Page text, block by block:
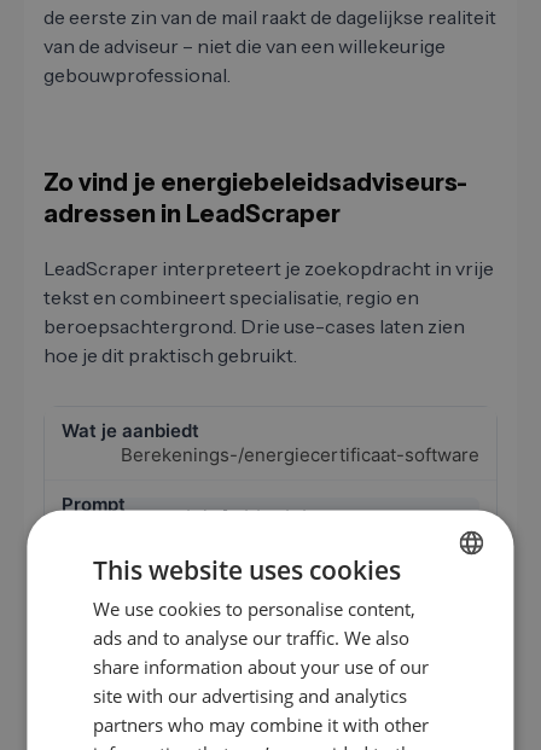
de eerste zin van de mail raakt de dagelijkse realiteit
van de adviseur – niet die van een willekeurige
gebouwprofessional.
Zo vind je energiebeleidsadviseurs-
adressen in LeadScraper
LeadScraper interpreteert je zoekopdracht in vrije
tekst en combineert specialisatie, regio en
beroepsachtergrond. Drie use-cases laten zien
hoe je dit praktisch gebruikt.
Berekenings-/energiecertificaat-software
Holland en Utrecht, één tot vijf
medewerkers, adviseurs met achtergrond
ingenieur of architect"
Solo- en kleinkantoortjes met actieve
woninggebouw-adviesportefeuille
GERMAN
FR
This website uses cookies
We use cookies to personalise content,
ads and to analyse our traffic. We also
share information about your use of our
site with our advertising and analytics
partners who may combine it with other